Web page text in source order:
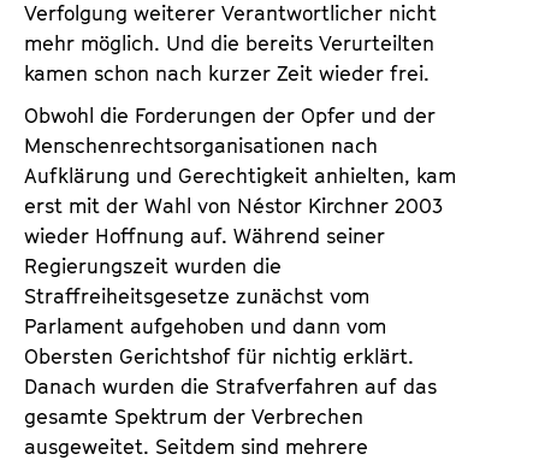
Verfolgung weiterer Verantwortlicher nicht
mehr möglich. Und die bereits Verurteilten
kamen schon nach kurzer Zeit wieder frei.
Obwohl die Forderungen der Opfer und der
Menschenrechtsorganisationen nach
Aufklärung und Gerechtigkeit anhielten, kam
erst mit der Wahl von Néstor Kirchner 2003
wieder Hoffnung auf. Während seiner
Regierungszeit wurden die
Straffreiheitsgesetze zunächst vom
Parlament aufgehoben und dann vom
Obersten Gerichtshof für nichtig erklärt.
Danach wurden die Strafverfahren auf das
gesamte Spektrum der Verbrechen
ausgeweitet. Seitdem sind mehrere